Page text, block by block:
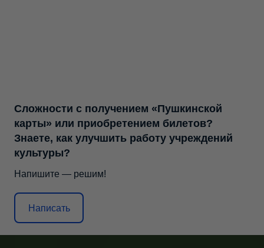
Сложности с получением «Пушкинской
карты» или приобретением билетов?
Знаете, как улучшить работу учреждений
культуры?
Напишите — решим!
Написать